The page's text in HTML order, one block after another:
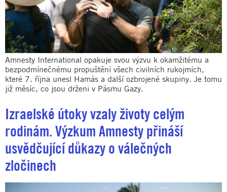
Amnesty International opakuje svou výzvu k okamžitému a
bezpodmínečnému propuštění všech civilních rukojmích,
které 7. října unesl Hamás a další ozbrojené skupiny. Je tomu
již měsíc, co jsou drženi v Pásmu Gazy.
Izraelské útoky vzaly životy celým
rodinám. Výzkum Amnesty přináší
usvědčující důkazy o válečných
zločinech